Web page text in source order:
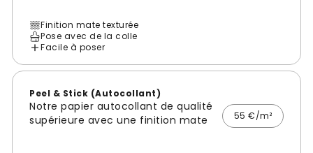
Finition mate texturée
Pose avec de la colle
Facile à poser
Peel & Stick (Autocollant)
Notre papier autocollant de qualité
supérieure avec une finition mate
55 €/m²